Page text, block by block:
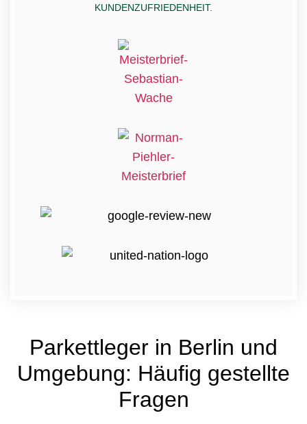
KUNDENZUFRIEDENHEIT.
Parkettleger in Berlin und
Umgebung: Häufig gestellte
Fragen